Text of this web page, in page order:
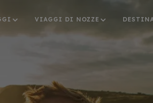
VIAGGI DI NOZZE